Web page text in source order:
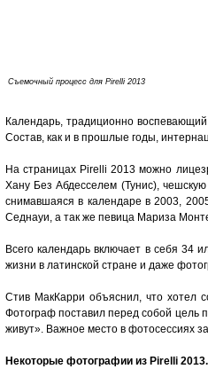
Cъемочный процесс для Pirelli 2013
Календарь, традиционно
Состав, как и в прошлые годы,
На страницах Pirelli 2013 можно
Хану Без Абдесселем (Тунис),
снимавшаяся в календаре в 2003,
Седнауи, а так же певица Мариза
Всего календарь включает в себя 34
жизни в латинской стране и даже
Стив МакКарри объяснил, что хотел
Фотограф поставил перед собой цель
живут». Важное место в фотосессиях
Некоторые фотографии из Pirelli